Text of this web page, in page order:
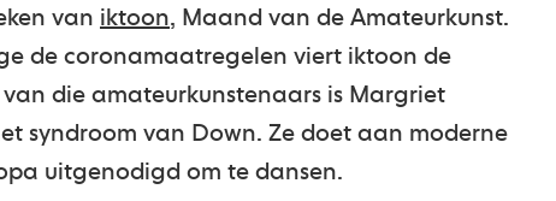
van iktoon, Maand van de Amateurkunst.
de coronamaatregelen viert iktoon de
die amateurkunstenaars is Margriet
syndroom van Down. Ze doet aan moderne
uitgenodigd om te dansen.